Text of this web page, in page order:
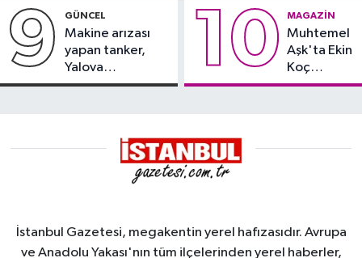
9 GÜNCEL
Makine arızası
yapan tanker,
Yalova
Demirleme
10 MAGAZIN
Muhtemel
Aşk'ta Ekin
Koç
damgası
İstanbul Gazetesi, megakentin yerel hafızasıdır. Avrupa
ve Anadolu Yakası'nın tüm ilçelerinden yerel haberler,